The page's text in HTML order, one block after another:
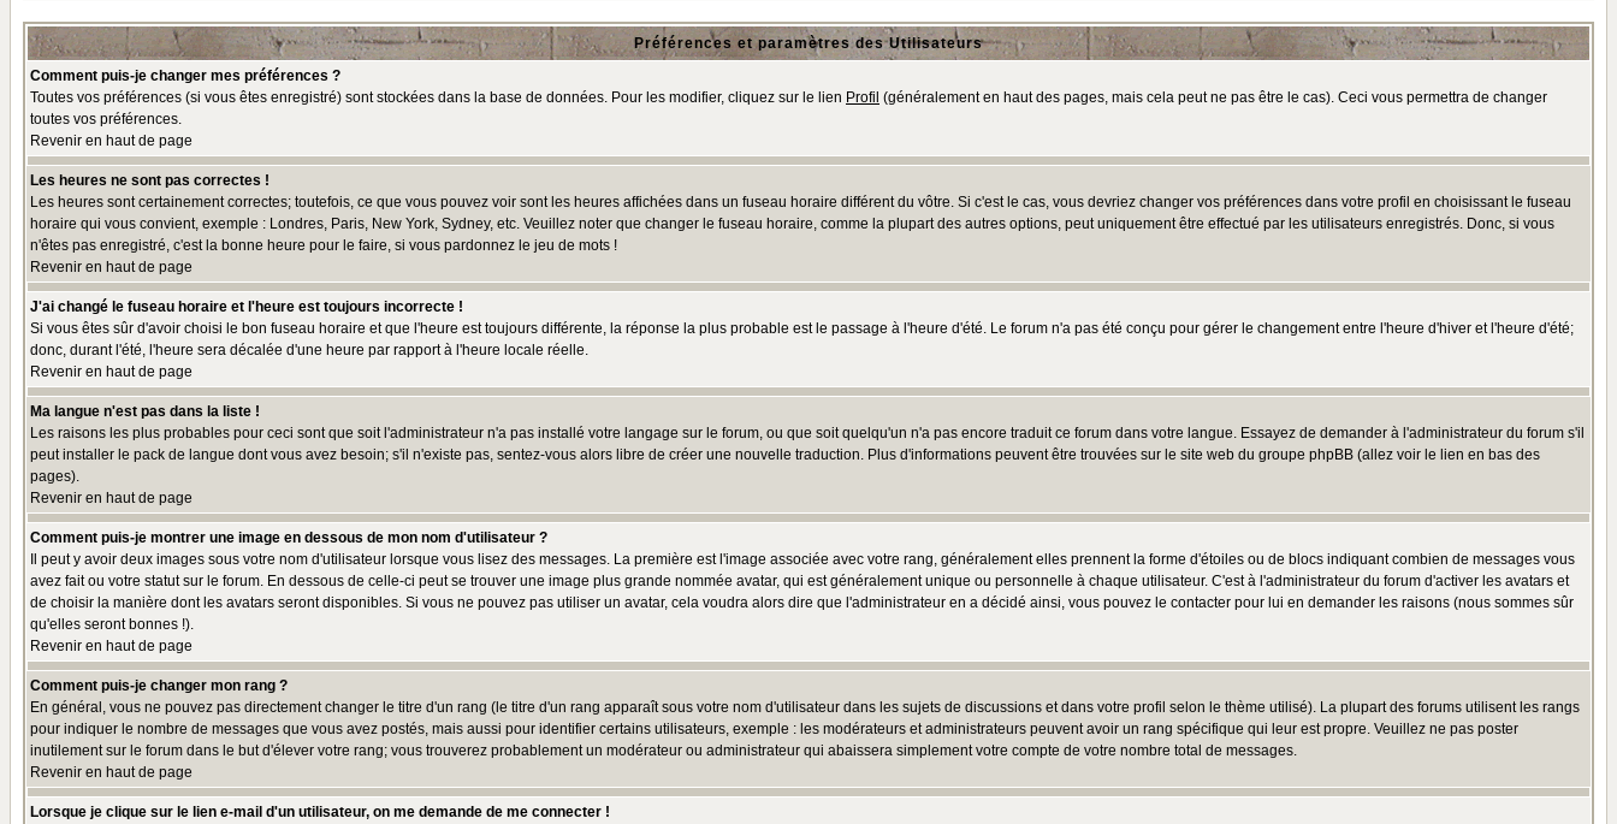
Préférences et paramètres des Utilisateurs
Comment puis-je changer mes préférences ?
Toutes vos préférences (si vous êtes enregistré) sont stockées dans la base de données. Pour les modifier, cliquez sur le lien Profil (généralement en haut des pages, mais cela peut ne pas être le cas). Ceci vous permettra de changer
toutes vos préférences.
Revenir en haut de page
Les heures ne sont pas correctes !
Les heures sont certainement correctes; toutefois, ce que vous pouvez voir sont les heures affichées dans un fuseau horaire différent du vôtre. Si c'est le cas, vous devriez changer vos préférences dans votre profil en choisissant le fuseau
horaire qui vous convient, exemple : Londres, Paris, New York, Sydney, etc. Veuillez noter que changer le fuseau horaire, comme la plupart des autres options, peut uniquement être effectué par les utilisateurs enregistrés. Donc, si vous
n'êtes pas enregistré, c'est la bonne heure pour le faire, si vous pardonnez le jeu de mots !
Revenir en haut de page
J'ai changé le fuseau horaire et l'heure est toujours incorrecte !
Si vous êtes sûr d'avoir choisi le bon fuseau horaire et que l'heure est toujours différente, la réponse la plus probable est le passage à l'heure d'été. Le forum n'a pas été conçu pour gérer le changement entre l'heure d'hiver et l'heure d'été;
donc, durant l'été, l'heure sera décalée d'une heure par rapport à l'heure locale réelle.
Revenir en haut de page
Ma langue n'est pas dans la liste !
Les raisons les plus probables pour ceci sont que soit l'administrateur n'a pas installé votre langage sur le forum, ou que soit quelqu'un n'a pas encore traduit ce forum dans votre langue. Essayez de demander à l'administrateur du forum s'il
peut installer le pack de langue dont vous avez besoin; s'il n'existe pas, sentez-vous alors libre de créer une nouvelle traduction. Plus d'informations peuvent être trouvées sur le site web du groupe phpBB (allez voir le lien en bas des
pages).
Revenir en haut de page
Comment puis-je montrer une image en dessous de mon nom d'utilisateur ?
Il peut y avoir deux images sous votre nom d'utilisateur lorsque vous lisez des messages. La première est l'image associée avec votre rang, généralement elles prennent la forme d'étoiles ou de blocs indiquant combien de messages vous
avez fait ou votre statut sur le forum. En dessous de celle-ci peut se trouver une image plus grande nommée avatar, qui est généralement unique ou personnelle à chaque utilisateur. C'est à l'administrateur du forum d'activer les avatars et
de choisir la manière dont les avatars seront disponibles. Si vous ne pouvez pas utiliser un avatar, cela voudra alors dire que l'administrateur en a décidé ainsi, vous pouvez le contacter pour lui en demander les raisons (nous sommes sûr
qu'elles seront bonnes !).
Revenir en haut de page
Comment puis-je changer mon rang ?
En général, vous ne pouvez pas directement changer le titre d'un rang (le titre d'un rang apparaît sous votre nom d'utilisateur dans les sujets de discussions et dans votre profil selon le thème utilisé). La plupart des forums utilisent les rangs
pour indiquer le nombre de messages que vous avez postés, mais aussi pour identifier certains utilisateurs, exemple : les modérateurs et administrateurs peuvent avoir un rang spécifique qui leur est propre. Veuillez ne pas poster
inutilement sur le forum dans le but d'élever votre rang; vous trouverez probablement un modérateur ou administrateur qui abaissera simplement votre compte de votre nombre total de messages.
Revenir en haut de page
Lorsque je clique sur le lien e-mail d'un utilisateur, on me demande de me connecter !